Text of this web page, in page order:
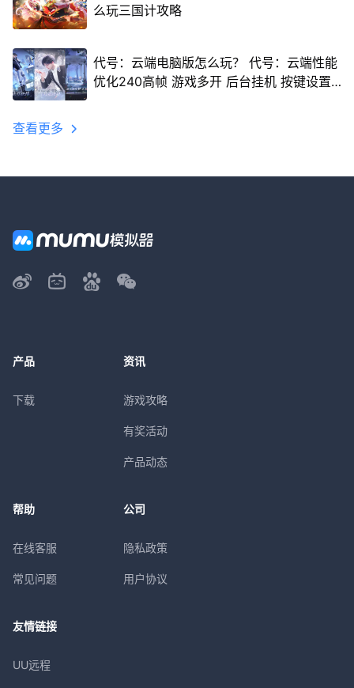
么玩三国计攻略
代号：云端电脑版怎么玩？ 代号：云端性能
优化240高帧 游戏多开 后台挂机 按键设置
查看更多
产品
下载
资讯
游戏攻略
有奖活动
产品动态
帮助
在线客服
常见问题
公司
隐私政策
用户协议
友情链接
UU远程